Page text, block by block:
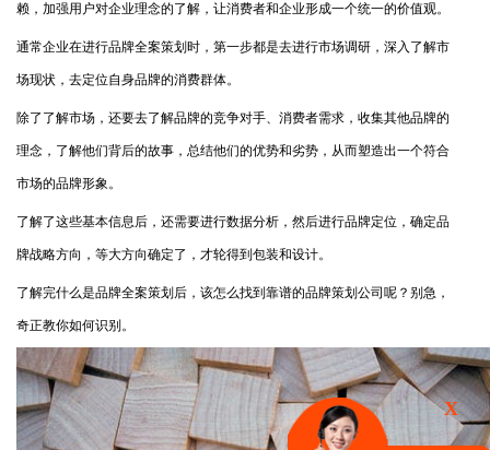
赖，加强用户对企业理念的了解，让消费者和企业形成一个统一的价值观。
通常企业在进行品牌全案策划时，第一步都是去进行市场调研，深入了解市
场现状，去定位自身品牌的消费群体。
除了了解市场，还要去了解品牌的竞争对手、消费者需求，收集其他品牌的
理念，了解他们背后的故事，总结他们的优势和劣势，从而塑造出一个符合
市场的品牌形象。
了解了这些基本信息后，还需要进行数据分析，然后进行品牌定位，确定品
牌战略方向，等大方向确定了，才轮得到包装和设计。
了解完什么是品牌全案策划后，该怎么找到靠谱的品牌策划公司呢？别急，
奇正教你如何识别。
X